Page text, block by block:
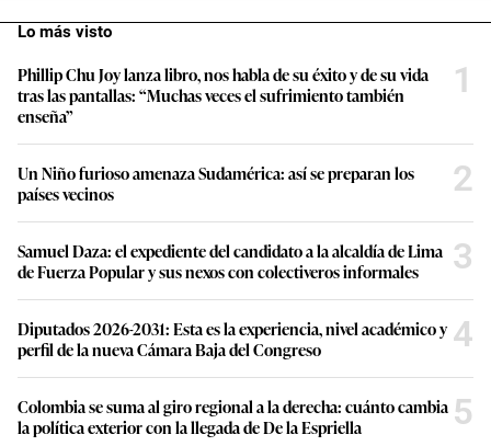
Lo más visto
Phillip Chu Joy lanza libro, nos habla de su éxito y de su vida
tras las pantallas: “Muchas veces el sufrimiento también
enseña”
1
Un Niño furioso amenaza Sudamérica: así se preparan los
países vecinos
2
Samuel Daza: el expediente del candidato a la alcaldía de Lima
de Fuerza Popular y sus nexos con colectiveros informales
3
Diputados 2026-2031: Esta es la experiencia, nivel académico y
perfil de la nueva Cámara Baja del Congreso
4
Colombia se suma al giro regional a la derecha: cuánto cambia
la política exterior con la llegada de De la Espriella
5